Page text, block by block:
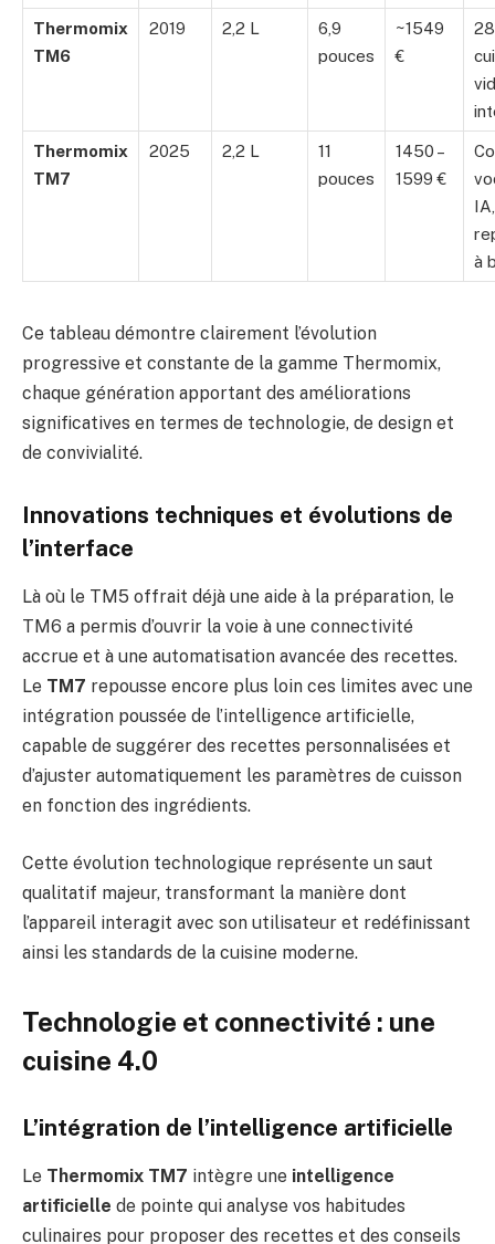
Thermomix
TM6
2019 2,2 L
6,9
pouces
~1549
€
Thermomix
TM7
2025 2,2 L
11
pouces
1450 –
1599 €
à
Ce tableau démontre clairement l’évolution
progressive et constante de la gamme Thermomix,
chaque génération apportant des améliorations
significatives en termes de technologie, de design et
de convivialité.
Innovations techniques et évolutions de
l’interface
Là où le TM5 offrait déjà une aide à la préparation, le
TM6 a permis d’ouvrir la voie à une connectivité
accrue et à une automatisation avancée des recettes.
Le TM7 repousse encore plus loin ces limites avec une
intégration poussée de l’intelligence artificielle,
capable de suggérer des recettes personnalisées et
d’ajuster automatiquement les paramètres de cuisson
en fonction des ingrédients.
Cette évolution technologique représente un saut
qualitatif majeur, transformant la manière dont
l’appareil interagit avec son utilisateur et redéfinissant
ainsi les standards de la cuisine moderne.
Technologie et connectivité : une
cuisine 4.0
L’intégration de l’intelligence artificielle
Le Thermomix TM7 intègre une intelligence
artificielle de pointe qui analyse vos habitudes
culinaires pour proposer des recettes et des conseils